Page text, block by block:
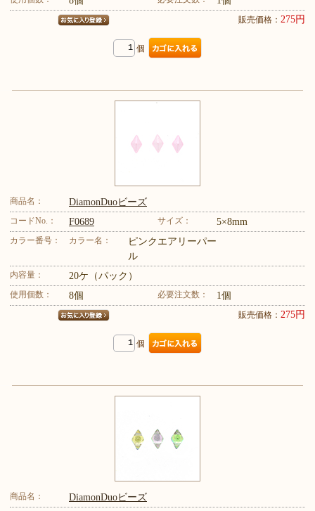
販売価格： 275円
個
商品名： DiamonDuoビーズ
コードNo.： F0689 サイズ： 5×8mm
カラー番号： カラー名：
ピンクエアリーパー
ル
内容量： 20ケ（パック）
使用個数： 8個 必要注文数： 1個
販売価格： 275円
個
商品名： DiamonDuoビーズ